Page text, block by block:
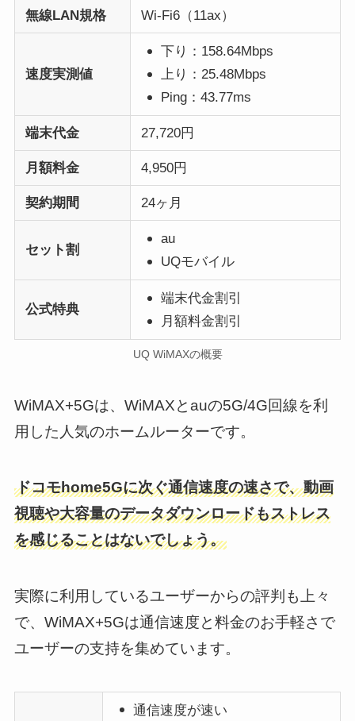
無線LAN規格 Wi-Fi6（11ax）
速度実測値
下り：158.64Mbps
上り：25.48Mbps
Ping：43.77ms
端末代金 27,720円
月額料金 4,950円
契約期間 24ヶ月
セット割
au
UQモバイル
公式特典
端末代金割引
月額料金割引
UQ WiMAXの概要
WiMAX+5Gは、WiMAXとauの5G/4G回線を利
用した人気のホームルーターです。
ドコモhome5Gに次ぐ通信速度の速さで、動画
視聴や大容量のデータダウンロードもストレス
を感じることはないでしょう。
実際に利用しているユーザーからの評判も上々
で、WiMAX+5Gは通信速度と料金のお手軽さで
ユーザーの支持を集めています。
通信速度が速い